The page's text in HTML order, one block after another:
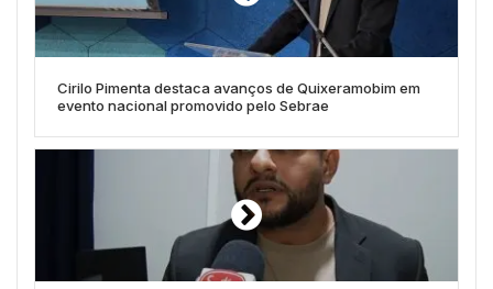
Cirilo Pimenta destaca avanços de Quixeramobim em
evento nacional promovido pelo Sebrae